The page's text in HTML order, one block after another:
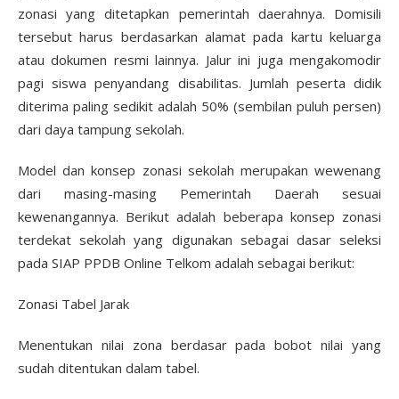
zonasi yang ditetapkan pemerintah daerahnya. Domisili
tersebut harus berdasarkan alamat pada kartu keluarga
atau dokumen resmi lainnya. Jalur ini juga mengakomodir
pagi siswa penyandang disabilitas. Jumlah peserta didik
diterima paling sedikit adalah 50% (sembilan puluh persen)
dari daya tampung sekolah.
Model dan konsep zonasi sekolah merupakan wewenang
dari masing-masing Pemerintah Daerah sesuai
kewenangannya. Berikut adalah beberapa konsep zonasi
terdekat sekolah yang digunakan sebagai dasar seleksi
pada SIAP PPDB Online Telkom adalah sebagai berikut:
Zonasi Tabel Jarak
Menentukan nilai zona berdasar pada bobot nilai yang
sudah ditentukan dalam tabel.